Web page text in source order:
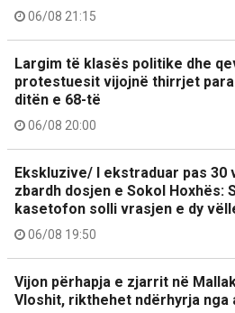
06/08 21:15
Largim të klasës politike dhe
protestuesit vijojnë thirrjet
ditën e 68-të
06/08 20:00
Ekskluzive/ I ekstraduar pas 30
zbardh dosjen e Sokol Hoxhës:
kasetofon solli vrasjen e dy
06/08 19:50
Vijon përhapja e zjarrit në
Vloshit, rikthehet ndërhyrja nga